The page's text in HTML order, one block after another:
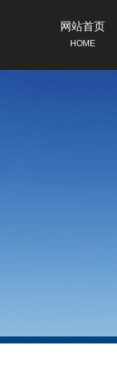
网站首页
HOME